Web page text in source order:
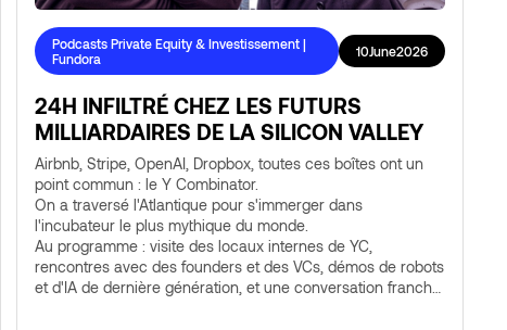
Podcasts Private Equity & Investissement |
Fundora
10June2026
24H INFILTRÉ CHEZ LES FUTURS
MILLIARDAIRES DE LA SILICON VALLEY
Airbnb, Stripe, OpenAI, Dropbox, toutes ces boîtes ont un
point commun : le Y Combinator.
On a traversé l'Atlantique pour s'immerger dans
l'incubateur le plus mythique du monde.
Au programme : visite des locaux internes de YC,
rencontres avec des founders et des VCs, démos de robots
et d'IA de dernière génération, et une conversation franche